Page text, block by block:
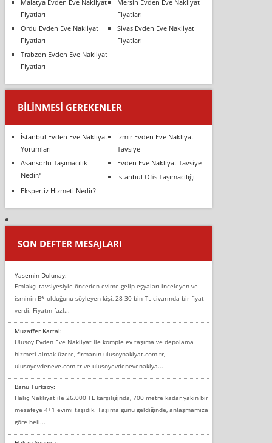
Malatya Evden Eve Nakliyat
Fiyatları
Mersin Evden Eve Nakliyat
Fiyatları
Ordu Evden Eve Nakliyat
Fiyatları
Sivas Evden Eve Nakliyat
Fiyatları
Trabzon Evden Eve Nakliyat
Fiyatları
BILINMESI GEREKENLER
İstanbul Evden Eve Nakliyat
Yorumları
İzmir Evden Eve Nakliyat
Tavsiye
Asansörlü Taşımacılık
Nedir?
Evden Eve Nakliyat Tavsiye
İstanbul Ofis Taşımacılığı
Ekspertiz Hizmeti Nedir?
SON DEFTER MESAJLARI
Yasemin Dolunay:
Emlakçı tavsiyesiyle önceden evime gelip eşyaları inceleyen ve
isminin B* olduğunu söyleyen kişi, 28-30 bin TL civarında bir fiyat
verdi. Fiyatın fazl...
Muzaffer Kartal:
Ulusoy Evden Eve Nakliyat ile komple ev taşıma ve depolama
hizmeti almak üzere, firmanın ulusoynaklyat.com.tr,
ulusoyevdeneve.com.tr ve ulusoyevdenevenaklya...
Banu Türksoy:
Haliç Nakliyat ile 26.000 TL karşılığında, 700 metre kadar yakın bir
mesafeye 4+1 evimi taşıdık. Taşıma günü geldiğinde, anlaşmamıza
göre beli...